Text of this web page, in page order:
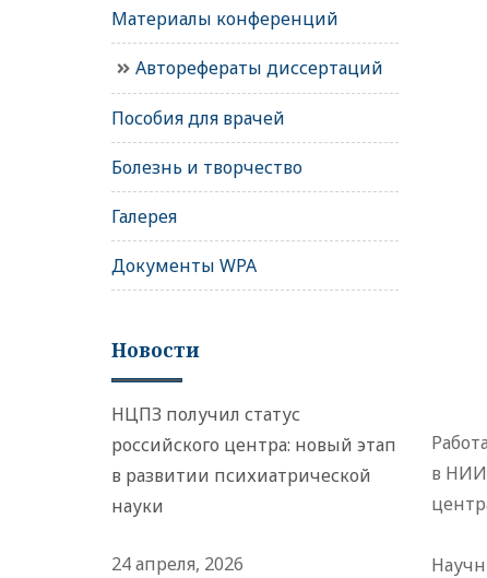
в НИИ
Материалы конференций
Авторефераты диссертаций
Пособия для врачей
Болезнь и творчество
Галерея
Документы WPA
Новости
НЦПЗ получил статус
российского центра: новый этап
в развитии психиатрической
науки
24 апреля, 2026